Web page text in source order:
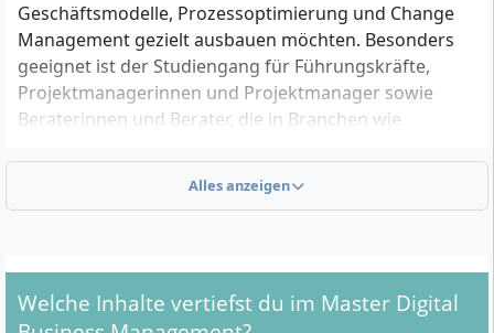
Geschäftsmodelle, Prozessoptimierung und Change
Management gezielt ausbauen möchten. Besonders
geeignet ist der Studiengang für Führungskräfte,
Projektmanagerinnen und Projektmanager sowie
Beraterinnen und Berater, die in Branchen wie
Management digitaler Transformationsprozesse
Welche formalen Voraussetzungen musst du
erfüllen?
Alles anzeigen
Welche Inhalte vertiefst du im Master Digital